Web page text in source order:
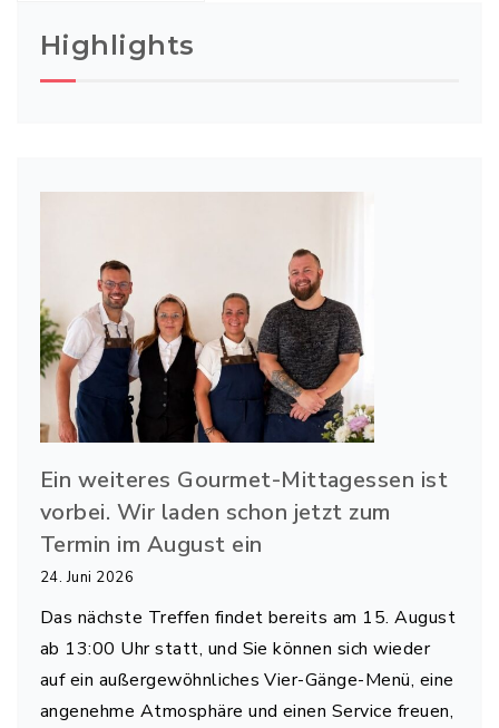
Highlights
Ein weiteres Gourmet-Mittagessen ist
vorbei. Wir laden schon jetzt zum
Termin im August ein
24. Juni 2026
Das nächste Treffen findet bereits am 15. August
ab 13:00 Uhr statt, und Sie können sich wieder
auf ein außergewöhnliches Vier-Gänge-Menü, eine
angenehme Atmosphäre und einen Service freuen,